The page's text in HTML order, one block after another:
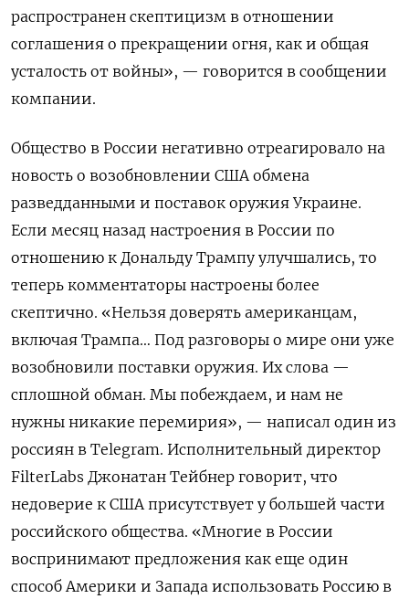
распространен скептицизм в отношении
соглашения о прекращении огня, как и общая
усталость от войны», — говорится в сообщении
компании.
Общество в России негативно отреагировало на
новость о возобновлении США обмена
разведданными и поставок оружия Украине.
Если месяц назад настроения в России по
отношению к Дональду Трампу улучшались, то
теперь комментаторы настроены более
скептично. «Нельзя доверять американцам,
включая Трампа… Под разговоры о мире они уже
возобновили поставки оружия. Их слова —
сплошной обман. Мы побеждаем, и нам не
нужны никакие перемирия», — написал один из
россиян в Telegram. Исполнительный директор
FilterLabs Джонатан Тейбнер говорит, что
недоверие к США присутствует у большей части
российского общества. «Многие в России
воспринимают предложения как еще один
способ Америки и Запада использовать Россию в